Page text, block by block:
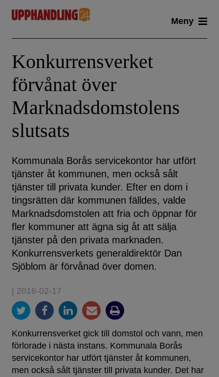
content
Meny
Konkurrensverket
förvånat över
Marknadsdomstolens
slutsats
Kommunala Borås servicekontor har utfört
tjänster åt kommunen, men också sålt
tjänster till privata kunder. Efter en dom i
tingsrätten där kommunen fälldes, valde
Marknadsdomstolen att fria och öppnar för
fler kommuner att ägna sig åt att sälja
tjänster på den privata marknaden.
Konkurrensverkets generaldirektör Dan
Sjöblom är förvånad över domen.
| 2016-02-17
Konkurrensverket gick till domstol och vann, men
förlorade i nästa instans. Kommunala Borås
servicekontor har utfört tjänster åt kommunen,
men också sålt tjänster till privata kunder. Det har